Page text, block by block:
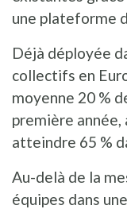
une plateforme
Déjà déployée
collectifs en
moyenne 20 %
première
atteindre 65 %
Au-delà de la
équipes dans